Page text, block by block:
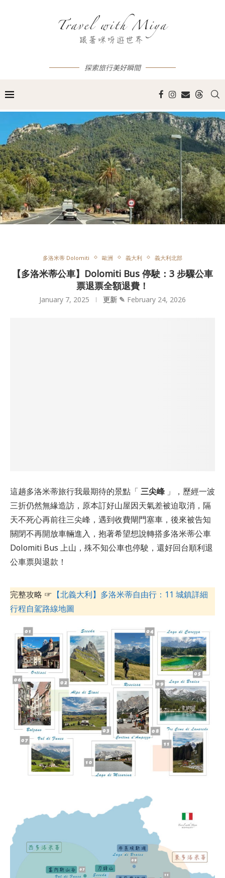
探索旅行美好瞬間
多洛米蒂 Dolomiti 歐洲 義大利 義大利北部
【多洛米蒂公車】Dolomiti Bus 停駛：3 步驟公車
票退票全額退費！
January 7, 2025 更新 ✎ February 24, 2026
這趟多洛米蒂旅行我最期待的景點「 三尖峰 」，歷經一波
三折仍然無緣造訪，原本訂好山屋因天氣差被迫取消，隔
天不死心再前往三尖峰，遇到收費閘門塞車，後來被告知
關閉不再開放車輛進入，抱著希望想說轉搭多洛米蒂公車
Dolomiti Bus 上山，殊不知公車也停駛，還好回台順利退
公車票與退款！
完整攻略 ☞ 【北義大利】多洛米蒂自由行：11 城鎮詳細
行程自駕路線地圖